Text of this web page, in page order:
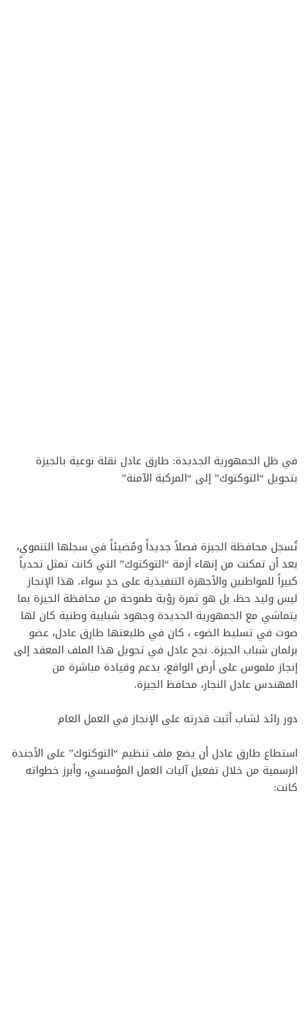
في ظل الجمهورية الجديدة: طارق عادل نقلة نوعية بالجيزة
بتحويل “التوكتوك” إلى “المركبة الآمنة”
تُسجل محافظة الجيزة فصلاً جديداً ومُضيئاً في سجلها التنموي،
بعد أن تمكنت من إنهاء أزمة “التوكتوك” التي كانت تمثل تحدياً
كبيراً للمواطنين والأجهزة التنفيذية على حدٍ سواء. هذا الإنجاز
ليس وليد حظ، بل هو ثمرة رؤية طموحة من محافظة الجيزة بما
يتماشي مع الجمهورية الجديدة وجهود شبابية وطنية كان لها
صوت في تسليط الضوء ، كان في طليعتها طارق عادل، عضو
برلمان شباب الجيزة. نجح عادل في تحويل هذا الملف المعقد إلى
إنجاز ملموس على أرض الواقع، بدعم وقيادة مباشرة من
المهندس عادل النجار، محافظ الجيزة.
دور رائد لشاب أثبت قدرته على الإنجاز في العمل العام
استطاع طارق عادل أن يضع ملف تنظيم “التوكتوك” على الأجندة
الرسمية من خلال تفعيل آليات العمل المؤسسي، وأبرز خطواته
كانت: